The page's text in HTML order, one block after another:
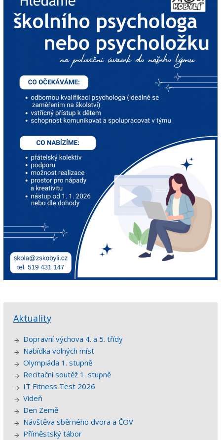
Aktuality
Dopravní výchova 4. a 5. třídy
Nabídka volných míst
Olympiáda 1. stupně
Recitační soutěž 1. stupně
IT Fitness Test 2026
Vídeň
Den Země
Návštěva sběrného dvora a ČOV
Příměstský tábor